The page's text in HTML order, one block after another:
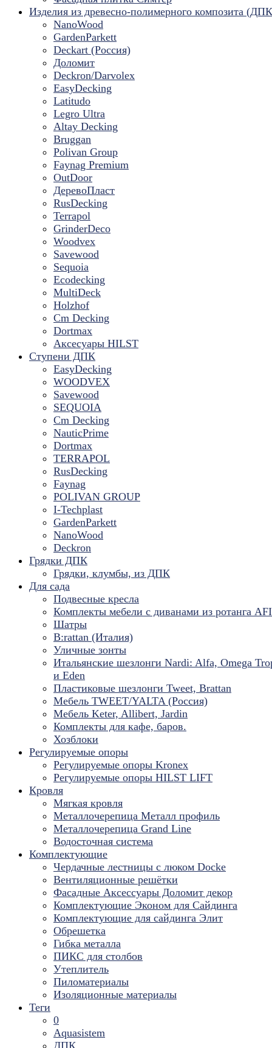
Изделия из древесно-полимерного композита
NanoWood
GardenParkett
Deckart (Россия)
Доломит
Deckron/Darvolex
EasyDecking
Latitudo
Legro Ultra
Altay Decking
Bruggan
Polivan Group
Faynag Premium
OutDoor
ДеревоПласт
RusDecking
Terrapol
GrinderDeco
Woodvex
Savewood
Sequoia
Ecodecking
MultiDeck
Holzhof
Cm Decking
Dortmax
Аксесуары HILST
Ступени ДПК
EasyDecking
WOODVEX
Savewood
SEQUOIA
Cm Decking
NauticPrime
Dortmax
TERRAPOL
RusDecking
Faynag
POLIVAN GROUP
I-Techplast
GardenParkett
NanoWood
Deckron
Грядки ДПК
Грядки, клумбы, из ДПК
Для сада
Подвесные кресла
Комплекты мебели с диванами из ротанга
Шатры
B:rattan (Италия)
Уличные зонты
Итальянские шезлонги Nardi: Alfa, Omega
и Eden
Пластиковые шезлонги Tweet, Brattan
Мебель TWEET/YALTA (Россия)
Мебель Keter, Allibert, Jardin
Комплекты для кафе, баров.
Хозблоки
Регулируемые опоры
Регулируемые опоры Kronex
Регулируемые опоры HILST LIFT
Кровля
Мягкая кровля
Металлочерепица Металл профиль
Металлочерепица Grand Line
Водосточная система
Комплектующие
Чердачные лестницы с люком Docke
Вентиляционные решётки
Фасадные Аксессуары Доломит декор
Комплектующие Эконом для Сайдинга
Комплектующие для cайдинга Элит
Обрешетка
Гибка металла
ПИКС для столбов
Утеплитель
Пиломатериалы
Изоляционные материалы
Теги
0
Aquasistem
ДПК